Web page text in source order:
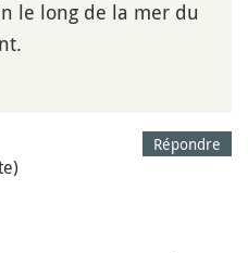
le long de la mer du
Répondre